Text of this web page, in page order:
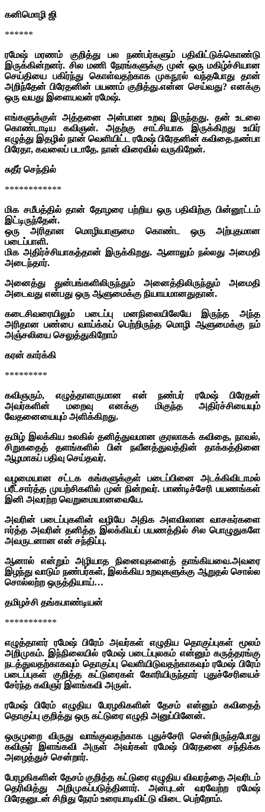
கனிமொழி ஜி
******
ரமேஷ் மரணம் குறித்து பல நண்பர்களும் பதிவிட்டுக்கொண்டு
இருக்கின்றனர். சில மணி நேரங்களுக்கு முன் ஒரு மகிழ்ச்சியான
செய்தியை பகிர்ந்து கொள்வதற்காக முகநூல் வந்தபோது தான்
அறிந்தேன் பிரேதனின் பயணம் குறித்து.என்ன செய்வது? எனக்கு
ஒரு வயது இளையவன் ரமேஷ்.
எங்களுக்குள் அத்தனை அன்பான உறவு இருந்தது. தன் உடலை
கொண்டாடிய கவிஞன். அதற்கு சாட்சியாக இருக்கிறது உயிர்
எழுத்து இதழில் நான் வெளியிட்ட ரமேஷ் பிரேதனின் கவிதை.நண்பா
பிரேதா, கவலைப் படாதே. நான் விரைவில் வருகிறேன்.
சுதீர் செந்தில்
************
மிக சமீபத்தில் தான் தோழரை பற்றிய ஒரு பதிவிற்கு பின்னூட்டம்
இட்டிருந்தேன்.
ஒரு அரிதான மொழியாளுமை கொண்ட ஒரு அற்புதமான
படைப்பாளி.
மிக அதிர்ச்சியாகத்தான் இருக்கிறது. ஆனாலும் நல்லது அமைதி
அடைந்தார்.
அனைத்து துன்பங்களிலிருந்தும் அனைத்திலிருந்தும் அமைதி
அடைவது என்பது ஒரு ஆளுமைக்கு நியாயமானதுதான்.
கடைசிவரையிலும் படைப்பு மனநிலையிலேயே இருந்த அந்த
அரிதான பண்பை வாய்க்கப் பெற்றிருந்த மொழி ஆளுமைக்கு நம்
அஞ்சலியை செலுத்துகிறோம்
கரன் கார்க்கி
*********
கவிஞரும், எழுத்தாளருமான என் நண்பர் ரமேஷ் பிரேதன்
அவர்களின் மறைவு எனக்கு மிகுந்த அதிர்ச்சியையும்
வேதனையையும் அளிக்கிறது.
தமிழ் இலக்கிய உலகில் தனித்துவமான குரலாகக் கவிதை, நாவல்,
சிறுகதைத் தளங்களில் பின் நவீனத்துவத்தின் தாக்கத்தினை
ஆழமாகப் பதிவு செய்தவர்.
வழமையான சட்டக கங்களுக்குள் படைப்பினை அடக்கிவிடாமல்
பரீட்சார்த்த முயற்சிகளில் முன் நின்றவர். பாண்டிச்சேரி பயணங்கள்
இனி அவரற்ற வெறுமையானவையே.
அவரின் படைப்புகளின் வழியே அதிக அளவிலான வாசகர்களை
ஈர்த்த அவரின் தனித்த இலக்கியப் பயணத்தில் சில பொழுதுகளே
அவருடனான என் சந்திப்பு.
ஆனால் என்றும் அழியாத நினைவுகளைத் தாங்கியவை.அவரை
இழந்து வாடும் நண்பர்கள், இலக்கிய உறவுகளுக்கு ஆறுதல் சொல்ல
சொல்லற்ற ஒருத்தியாய்…
தமிழச்சி தங்கபாண்டியன்
***********
எழுத்தாளர் ரமேஷ் பிரேம் அவர்கள் எழுதிய தொகுப்புகள் மூலம்
அறிமுகம். இந்நிலையில் ரமேஷ் படைப்புலகம் என்னும் கருத்தரங்கு
நடத்துவதற்காகவும் தொகுப்பு வெளியிடுவதற்காகவும் ரமேஷ் பிரேம்
படைப்புகள் குறித்த கட்டுரைகள் கோரியிருந்தார் புதுச்சேரியைச்
சேர்ந்த கவிஞர் இளங்கவி அருள்.
ரமேஷ் பிரேம் எழுதிய பேரழகிகளின் தேசம் என்னும் கவிதைத்
தொகுப்பு குறித்து ஒரு கட்டுரை எழுதி அனுப்பினேன்.
ஒருமுறை விருது வாங்குவதற்காக புதுச்சேரி சென்றிருந்தபோது
கவிஞர் இளங்கவி அருள் அவர்கள் ரமேஷ் பிரேதனை சந்திக்க
அழைத்துச் சென்றார்.
பேரழகிகளின் தேசம் குறித்த கட்டுரை எழுதிய விவரத்தை அவரிடம்
தெரிவித்து அறிமுகப்படுத்தினார். அன்புடன் வரவேற்ற ரமேஷ்
பிரேதனுடன் சிறிது நேரம் உரையாடிவிட்டு விடை பெற்றோம்.